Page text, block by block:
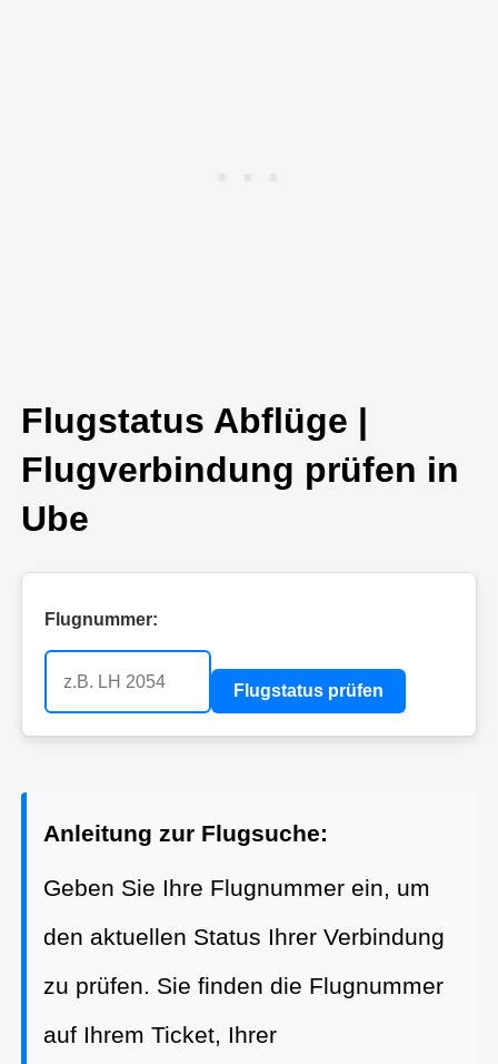
Flugstatus Abflüge |
Flugverbindung prüfen in
Ube
Flugnummer:
Flugstatus prüfen
Anleitung zur Flugsuche:
Geben Sie Ihre Flugnummer ein, um
den aktuellen Status Ihrer Verbindung
zu prüfen. Sie finden die Flugnummer
auf Ihrem Ticket, Ihrer